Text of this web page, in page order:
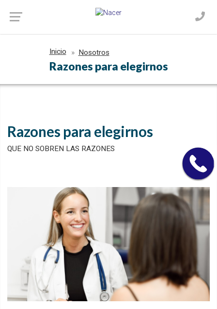
Inicio Nosotros
Razones para elegirnos
Razones para elegirnos
QUE NO SOBREN LAS RAZONES